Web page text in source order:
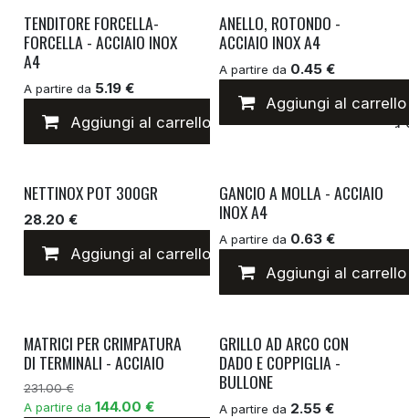
TENDITORE FORCELLA-
FORCELLA - ACCIAIO INOX
A4
A partire da 5.19 €
Aggiungi al carrello Aggiungi alla lista
ANELLO, ROTONDO -
ACCIAIO INOX A4
A partire da 0.45 €
Aggiungi al carrello
NETTINOX POT 300GR
28.20 €
Aggiungi al carrello Aggiungi alla lista
GANCIO A MOLLA - ACCIAIO
INOX A4
A partire da 0.63 €
Aggiungi al carrello
MATRICI PER CRIMPATURA
DI TERMINALI - ACCIAIO
231.00 €
A partire da 144.00 €
GRILLO AD ARCO CON
DADO E COPPIGLIA -
BULLONE
A partire da 2.55 €